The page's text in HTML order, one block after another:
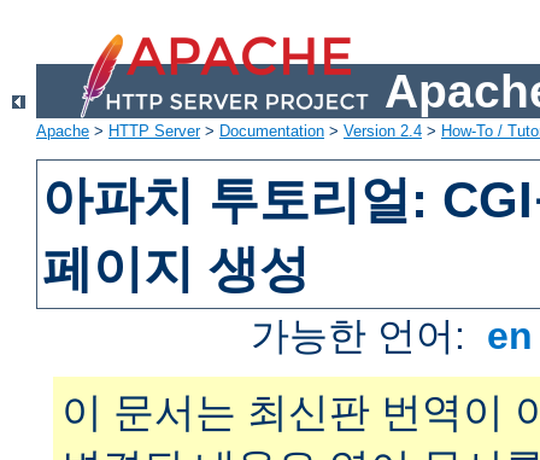
Apache > HTTP Server> Documentation > Version 2.4 > How-To /
아파치 투토리얼:
페이지 생성
가능한 언어:
이 문서는 최신판 번역이